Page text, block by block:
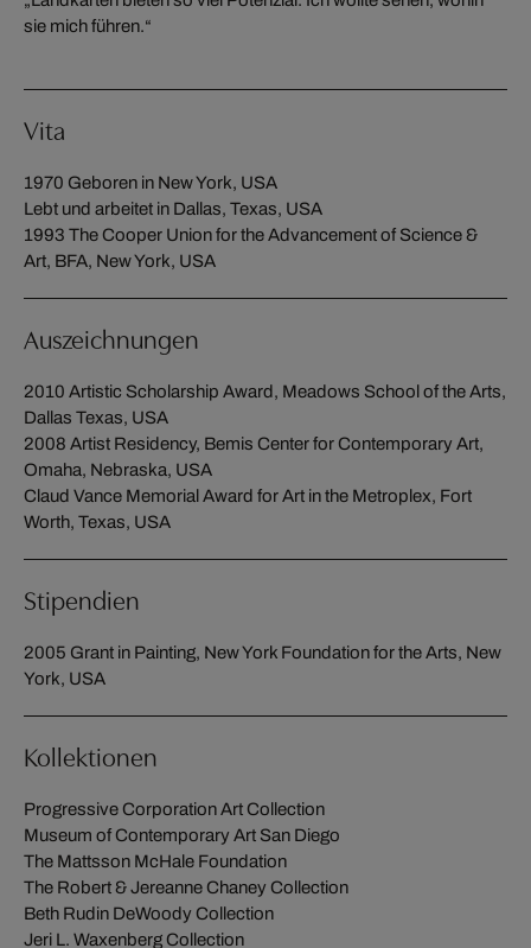
sie mich führen.“
Vita
1970 Geboren in New York, USA
Lebt und arbeitet in Dallas, Texas, USA
1993 The Cooper Union for the Advancement of Science &
Art, BFA, New York, USA
Auszeichnungen
2010 Artistic Scholarship Award, Meadows School of the Arts,
Dallas Texas, USA
2008 Artist Residency, Bemis Center for Contemporary Art,
Omaha, Nebraska, USA
Claud Vance Memorial Award for Art in the Metroplex, Fort
Worth, Texas, USA
Stipendien
2005 Grant in Painting, New York Foundation for the Arts, New
York, USA
Kollektionen
Progressive Corporation Art Collection
Museum of Contemporary Art San Diego
The Mattsson McHale Foundation
The Robert & Jereanne Chaney Collection
Beth Rudin DeWoody Collection
Jeri L. Waxenberg Collection